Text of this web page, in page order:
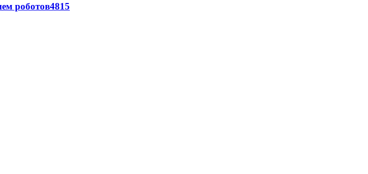
роботов4815